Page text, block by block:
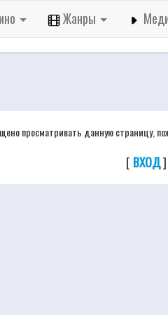
Жанры
просматривать данную страницу,
[ ВХОД]